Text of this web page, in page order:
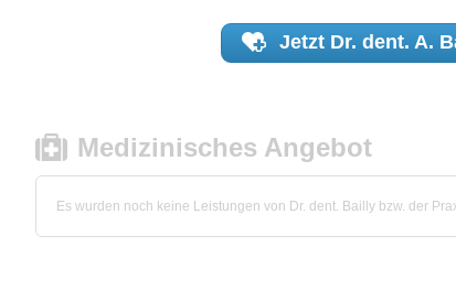
Jetzt Dr. dent. A.
Medizinisches Angebot
Es wurden noch keine Leistungen von Dr. dent. Bailly bzw. der